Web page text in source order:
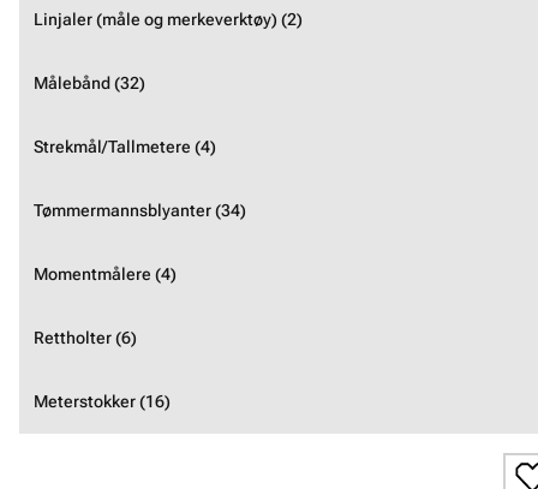
Linjaler (måle og merkeverktøy) (2)
Målebånd (32)
Strekmål/Tallmetere (4)
Tømmermannsblyanter (34)
Momentmålere (4)
Rettholter (6)
Meterstokker (16)